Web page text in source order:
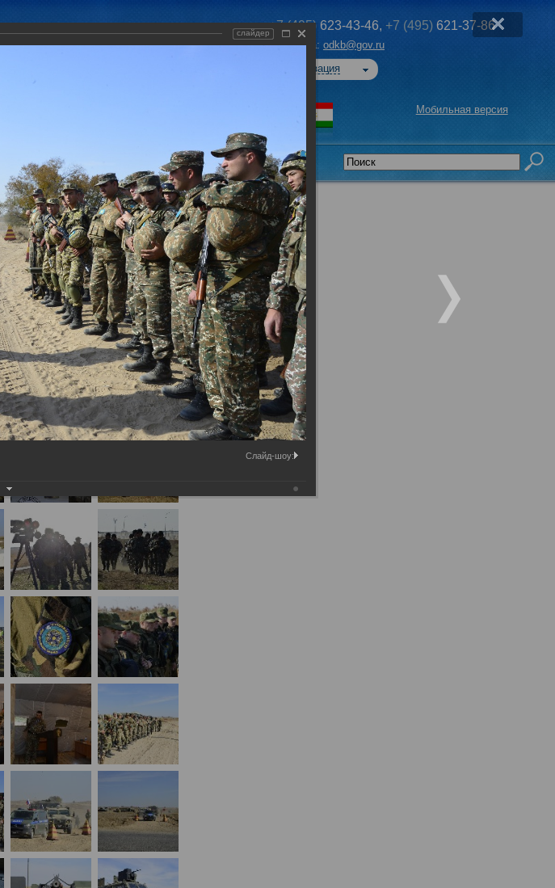
+7 (495) 623-43-46, +7 (495) 621-37-86
Эл. почта: odkb@gov.ru
Авторизация
Мобильная версия
Аналитика Приоритеты председательства
обороты
слайдер
Слайд-шоу: